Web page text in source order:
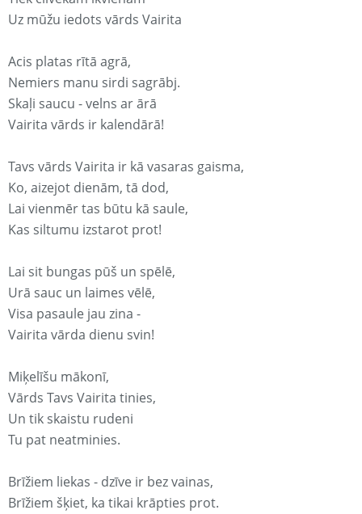
Uz mūžu iedots vārds Vairita
Acis platas rītā agrā,
Nemiers manu sirdi sagrābj.
Skaļi saucu - velns ar ārā
Vairita vārds ir kalendārā!
Tavs vārds Vairita ir kā vasaras gaisma,
Ko, aizejot dienām, tā dod,
Lai vienmēr tas būtu kā saule,
Kas siltumu izstarot prot!
Lai sit bungas pūš un spēlē,
Urā sauc un laimes vēlē,
Visa pasaule jau zina -
Vairita vārda dienu svin!
Miķelīšu mākonī,
Vārds Tavs Vairita tinies,
Un tik skaistu rudeni
Tu pat neatminies.
Brīžiem liekas - dzīve ir bez vainas,
Brīžiem šķiet, ka tikai krāpties prot.